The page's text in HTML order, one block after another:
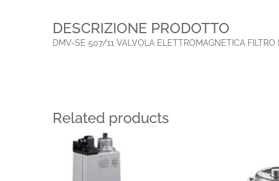
DESCRIZIONE PRODOTTO
DMV-SE 507/11 VALVOLA ELETTROMAGNETICA FILTRO
Related products